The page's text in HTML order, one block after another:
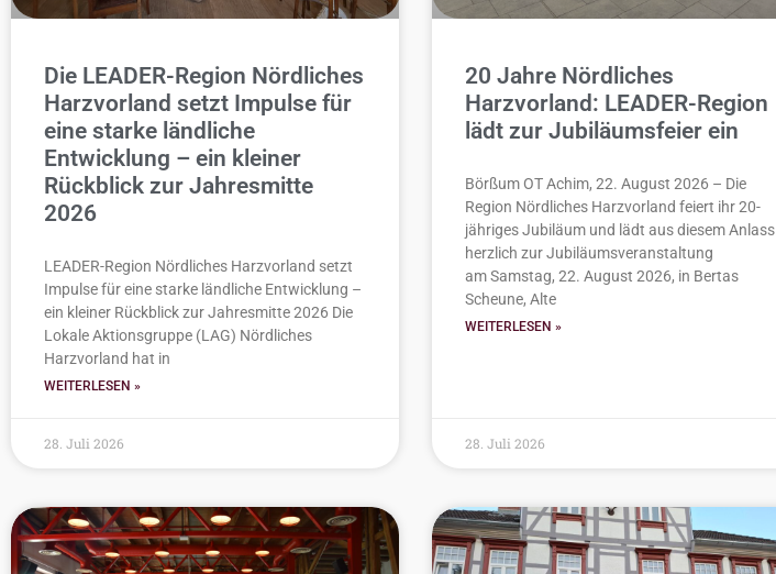
Die LEADER-Region Nördliches
Harzvorland setzt Impulse für
eine starke ländliche
Entwicklung – ein kleiner
Rückblick zur Jahresmitte
2026
LEADER-Region Nördliches Harzvorland setzt
Impulse für eine starke ländliche Entwicklung –
ein kleiner Rückblick zur Jahresmitte 2026 Die
Lokale Aktionsgruppe (LAG) Nördliches
Harzvorland hat in
WEITERLESEN »
28. Juli 2026
20 Jahre Nördliches
Harzvorland: LEADER-Region
lädt zur Jubiläumsfeier ein
Börßum OT Achim, 22. August 2026 – Die
Region Nördliches Harzvorland feiert ihr 20-
jähriges Jubiläum und lädt aus diesem Anlass
herzlich zur Jubiläumsveranstaltung
am Samstag, 22. August 2026, in Bertas
Scheune, Alte
WEITERLESEN »
28. Juli 2026